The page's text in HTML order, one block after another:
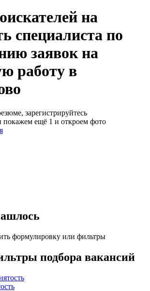
на
специалиста по
заявок на
работу в
зарегистрируйтесь
покажем ещё 1 и откроем фото
формулировку или фильтры
подбора вакансий